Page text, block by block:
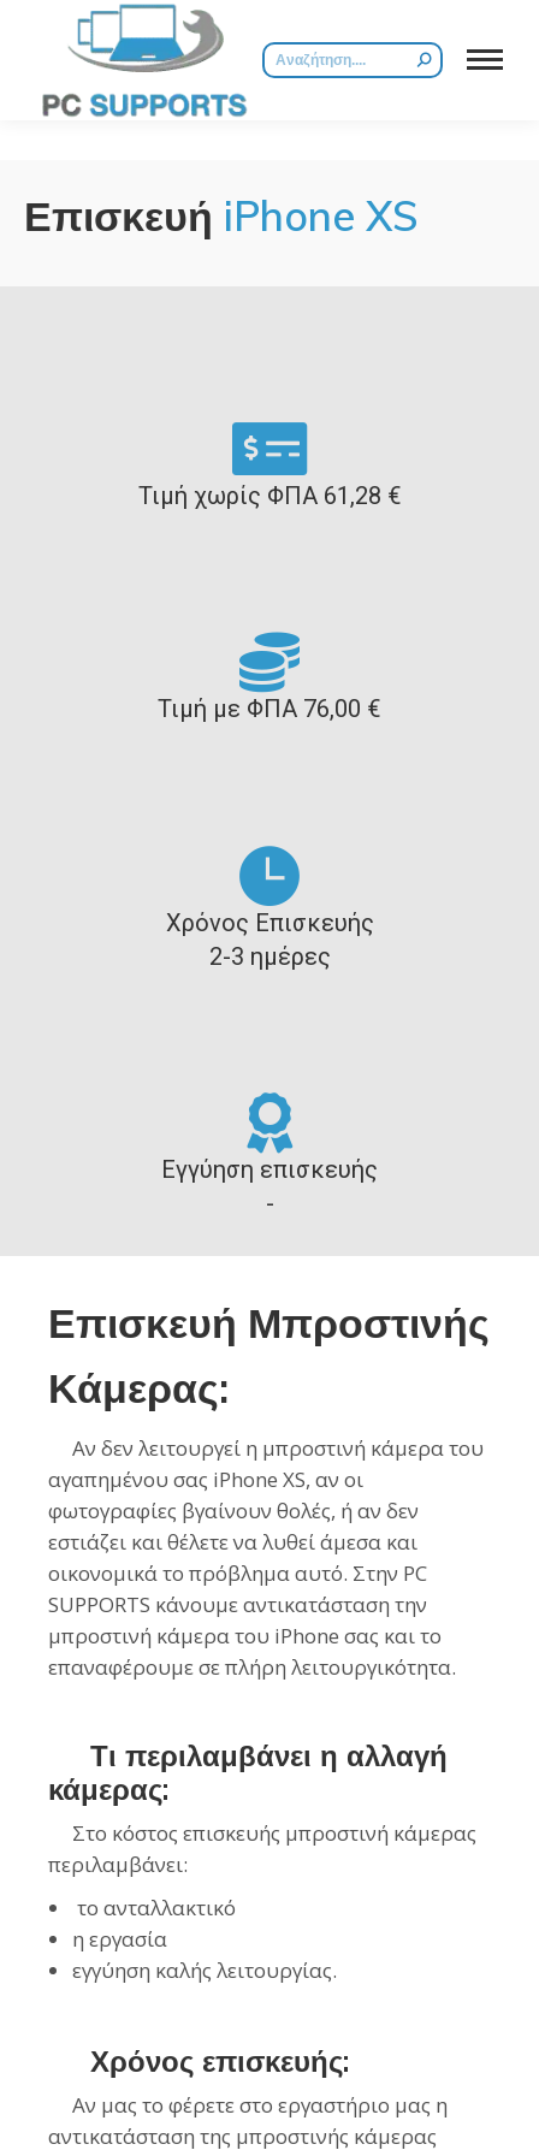
Επισκευή iPhone XS
Τιμή χωρίς ΦΠΑ 61,28 €
Τιμή με ΦΠΑ 76,00 €
Χρόνος Επισκευής
2-3 ημέρες
Εγγύηση επισκευής
-
Επισκευή Μπροστινής
Κάμερας:
Αν δεν λειτουργεί η μπροστινή κάμερα του
αγαπημένου σας iPhone XS, αν οι
φωτογραφίες βγαίνουν θολές, ή αν δεν
εστιάζει και θέλετε να λυθεί άμεσα και
οικονομικά το πρόβλημα αυτό. Στην PC
SUPPORTS κάνουμε αντικατάσταση την
μπροστινή κάμερα του iPhone σας και το
επαναφέρουμε σε πλήρη λειτουργικότητα.
Τι περιλαμβάνει η αλλαγή
κάμερας:
Στο κόστος επισκευής μπροστινή κάμερας
περιλαμβάνει:
το ανταλλακτικό
η εργασία
εγγύηση καλής λειτουργίας.
Χρόνος επισκευής:
Αν μας το φέρετε στο εργαστήριο μας η
αντικατάσταση της μπροστινής κάμερας